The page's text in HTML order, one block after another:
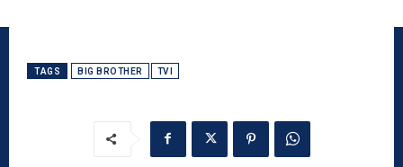
TAGS BIG BROTHER TVI